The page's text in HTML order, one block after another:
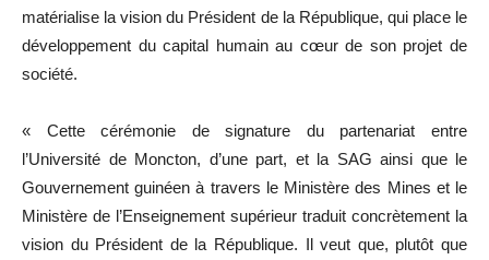
matérialise la vision du Président de la République, qui place le
développement du capital humain au cœur de son projet de
société.
« Cette cérémonie de signature du partenariat entre
l’Université de Moncton, d’une part, et la SAG ainsi que le
Gouvernement guinéen à travers le Ministère des Mines et le
Ministère de l’Enseignement supérieur traduit concrètement la
vision du Président de la République. Il veut que, plutôt que